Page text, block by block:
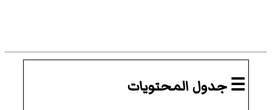
☰ جدول المحتويات